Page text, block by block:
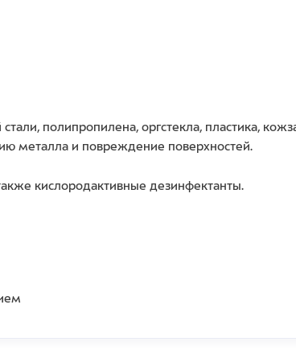
полипропилена, оргстекла, пластика,
металла и повреждение поверхностей.
кислородактивные дезинфектанты.